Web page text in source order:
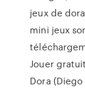
jeux de
mini jeux
Jouer
Dora